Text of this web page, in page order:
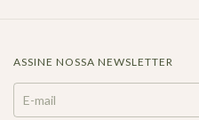
ASSINE NOSSA NEWSLETTER